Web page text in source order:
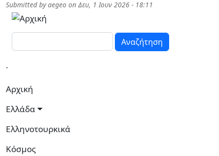
Παράκαμψη προς το κυρίως περιεχόμενο
Submitted byaegeo onΔευ, 1 Ιουν 2026 - 18:11
Αναζήτηση
.
Κεντρική πλοήγηση
Αρχική
Ελλάδα
Ελληνοτουρκικά
Κόσμος